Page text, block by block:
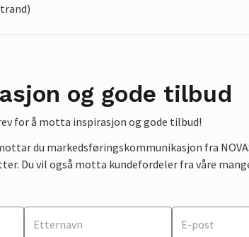
og gode tilbud
for å motta inspirasjon og gode tilbud!
du markedsføringskommunikasjon fra
Du vil også motta kundefordeler fra våre